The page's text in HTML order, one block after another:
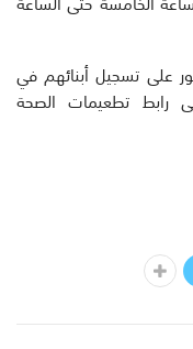
على تسجيل أبنائهم في
رابط تطعيمات الصحة